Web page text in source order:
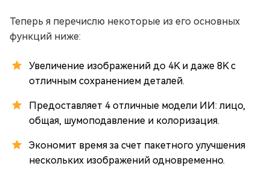
Теперь я перечислю некоторые из его основных
функций ниже:
Увеличение изображений до 4K и даже 8K с
отличным сохранением деталей.
Предоставляет 4 отличные модели ИИ: лицо,
общая, шумоподавление и колоризация.
Экономит время за счет пакетного улучшения
нескольких изображений одновременно.